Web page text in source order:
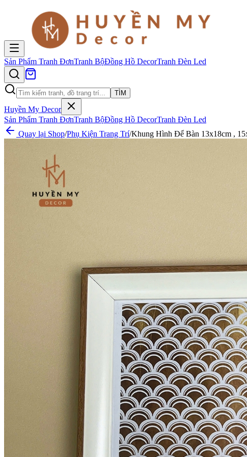
Sản Phẩm Tranh ĐơnTranh BộĐồng Hồ DecorTranh Đèn Led
TÌM
Huyền My Decor
Sản Phẩm Tranh ĐơnTranh BộĐồng Hồ DecorTranh Đèn Led
Quay lại Shop/Phụ Kiện Trang Trí/Khung Hình Để Bàn 13x18cm ,